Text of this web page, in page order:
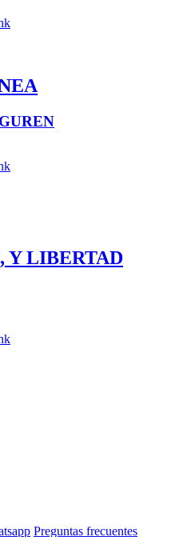
Y LIBERTAD
Preguntas frecuentes